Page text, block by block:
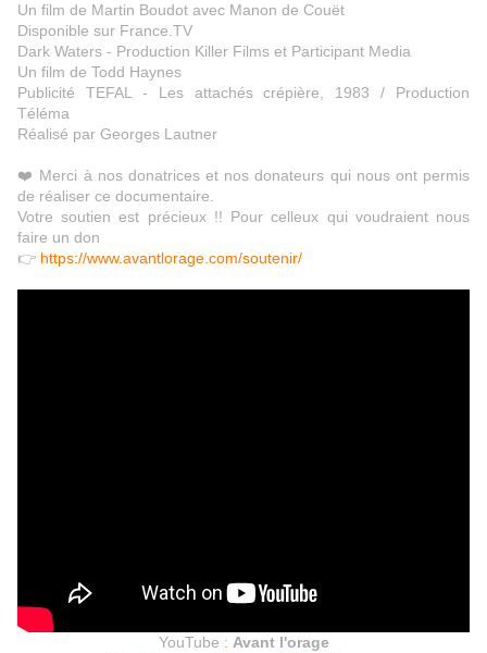
Un film de Martin Boudot avec Manon de Couët
Disponible sur France.TV
Dark Waters - Production Killer Films et Participant Media
Un film de Todd Haynes
Publicité TEFAL - Les attachés crépière, 1983 / Production
Téléma
Réalisé par Georges Lautner
❤️ Merci à nos donatrices et nos donateurs qui nous ont permis
de réaliser ce documentaire.
Votre soutien est précieux !! Pour celleux qui voudraient nous
faire un don
👉 https://www.avantlorage.com/soutenir/
YouTube : Avant l'orage